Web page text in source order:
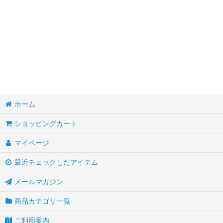
ホーム
ショッピングカート
マイページ
最近チェックしたアイテム
メールマガジン
商品カテゴリ一覧
ご利用案内